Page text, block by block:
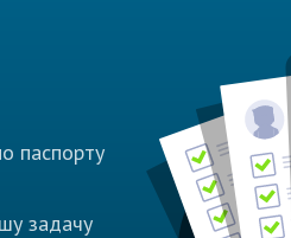
паспорту
задачу